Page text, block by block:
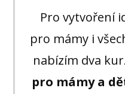
Pro vytvoření
pro mámy i
nabízím dva
pro mámy a